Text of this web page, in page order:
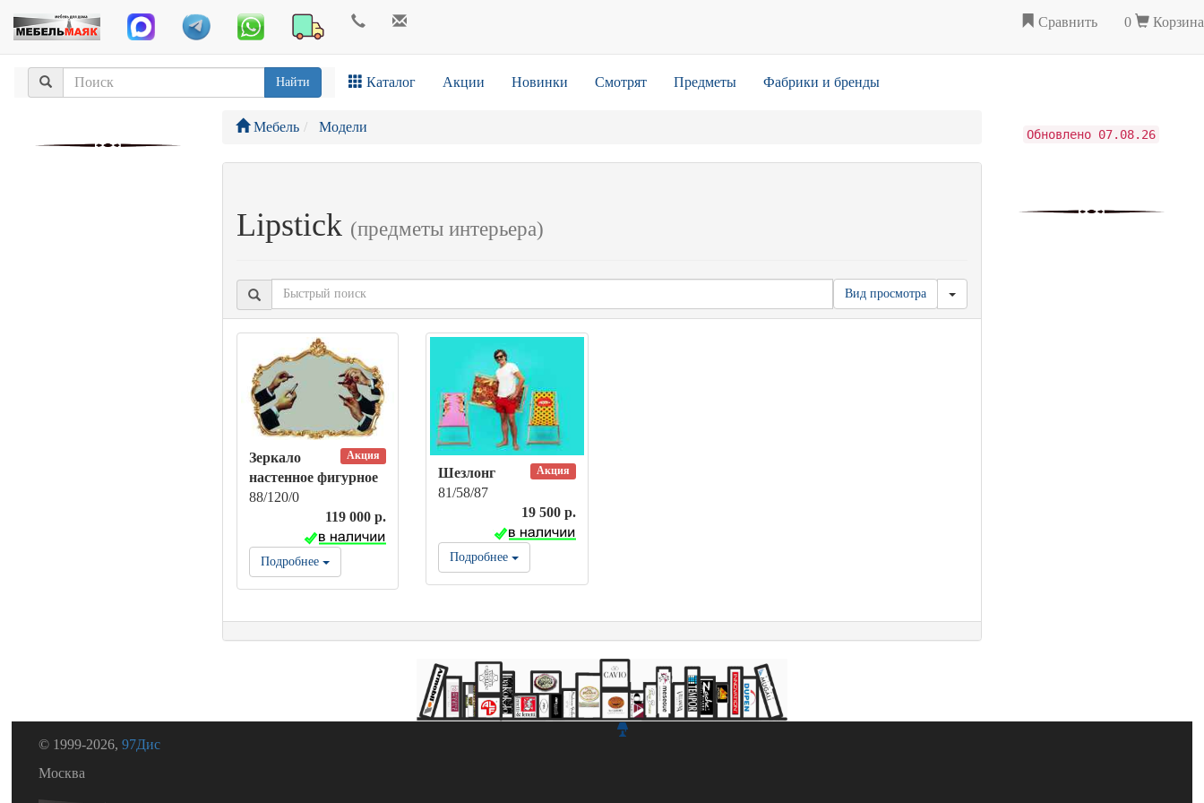
Сравнить 0 Корзина
Найти Каталог Акции Новинки Смотрят Предметы Фабрики и бренды
Мебель Модели
Lipstick (предметы интерьера)
Вид просмотра
Акция
Зеркало
настенное фигурное
88/120/0
119 000 р.
Подробнее
Акция
Шезлонг
81/58/87
19 500 р.
Подробнее
Обновлено 07.08.26
© 1999-2026,97Дис
Москва